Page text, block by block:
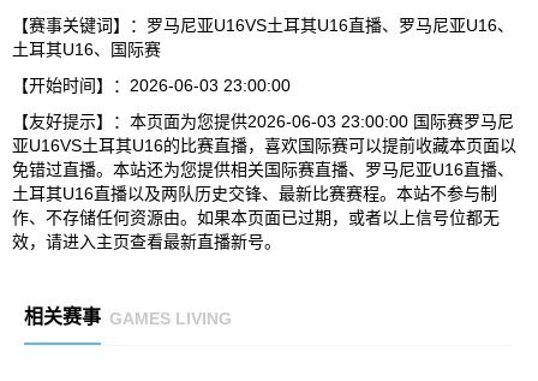
【赛事关键词】：罗马尼亚U16VS土耳其U16直播、罗马尼亚U16、
土耳其U16、国际赛
【开始时间】：2026-06-03 23:00:00
【友好提示】：本页面为您提供2026-06-03 23:00:00 国际赛罗马尼
亚U16VS土耳其U16的比赛直播，喜欢国际赛可以提前收藏本页面以
免错过直播。本站还为您提供相关国际赛直播、罗马尼亚U16直播、
土耳其U16直播以及两队历史交锋、最新比赛赛程。本站不参与制
作、不存储任何资源由。如果本页面已过期，或者以上信号位都无
效，请进入主页查看最新直播新号。
相关赛事 GAMES LIVING